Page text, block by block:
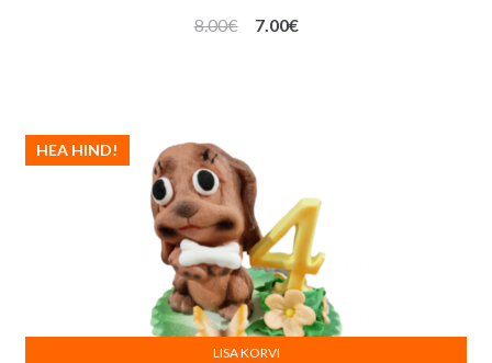
8.00€
Algne
7.00€Praegune
HEA HIND!
LISA KORVI